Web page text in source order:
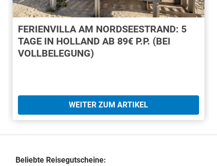
FERIENVILLA AM NORDSEESTRAND: 5
TAGE IN HOLLAND AB 89€ P.P. (BEI
VOLLBELEGUNG)
WEITER ZUM ARTIKEL
Beliebte Reisegutscheine: